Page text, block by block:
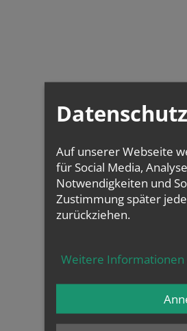
Auf unserer Webseite
für Social Media,
Notwendigkeiten und
Zustimmung später
zurückziehen.
Weitere Informationen